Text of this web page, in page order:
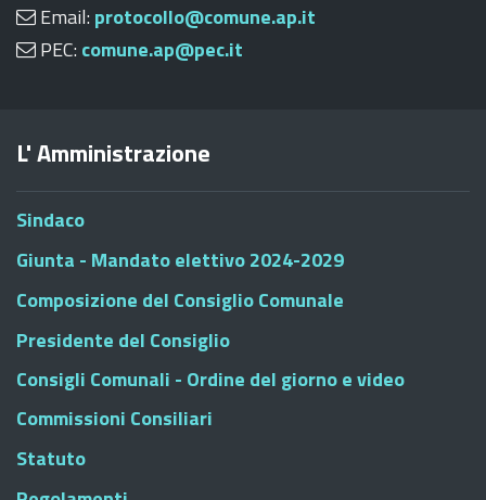
Email: protocollo@comune.ap.it
PEC: comune.ap@pec.it
L' Amministrazione
Sindaco
Giunta - Mandato elettivo 2024-2029
Composizione del Consiglio Comunale
Presidente del Consiglio
Consigli Comunali - Ordine del giorno e video
Commissioni Consiliari
Statuto